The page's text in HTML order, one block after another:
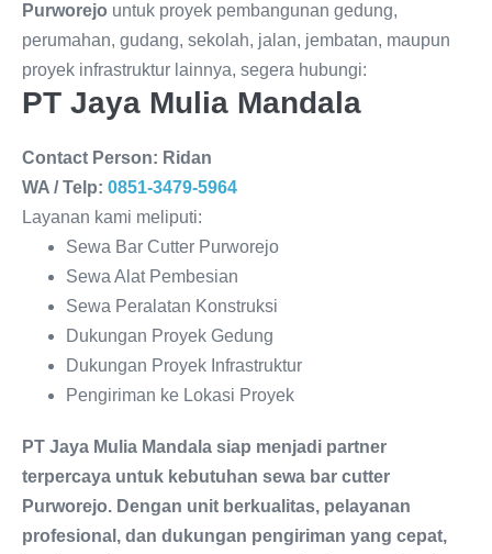
Purworejo untuk proyek pembangunan gedung,
perumahan, gudang, sekolah, jalan, jembatan, maupun
proyek infrastruktur lainnya, segera hubungi:
PT Jaya Mulia Mandala
Contact Person: Ridan
WA / Telp: 0851-3479-5964
Layanan kami meliputi:
Sewa Bar Cutter Purworejo
Sewa Alat Pembesian
Sewa Peralatan Konstruksi
Dukungan Proyek Gedung
Dukungan Proyek Infrastruktur
Pengiriman ke Lokasi Proyek
PT Jaya Mulia Mandala siap menjadi partner
terpercaya untuk kebutuhan sewa bar cutter
Purworejo. Dengan unit berkualitas, pelayanan
profesional, dan dukungan pengiriman yang cepat,